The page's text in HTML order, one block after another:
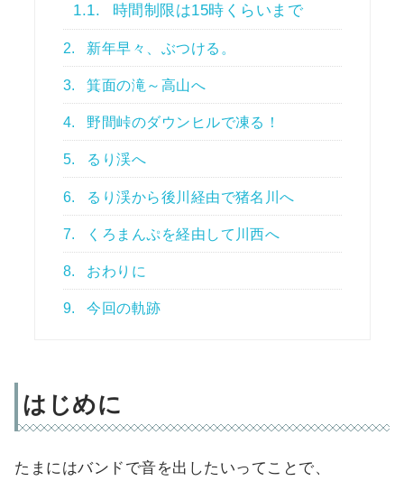
1.1. 時間制限は15時くらいまで
2. 新年早々、ぶつける。
3. 箕面の滝～高山へ
4. 野間峠のダウンヒルで凍る！
5. るり渓へ
6. るり渓から後川経由で猪名川へ
7. くろまんぷを経由して川西へ
8. おわりに
9. 今回の軌跡
はじめに
たまにはバンドで音を出したいってことで、